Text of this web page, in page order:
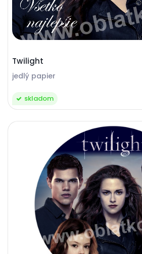
Twilight
jedlý papier
skladom